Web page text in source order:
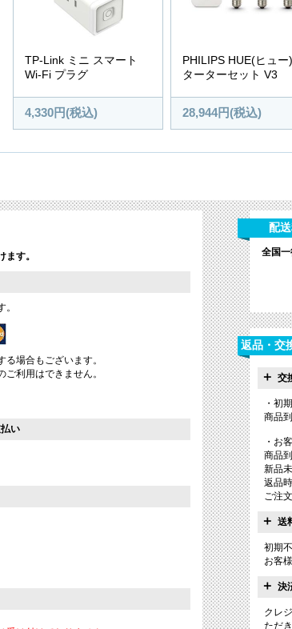
TP-Link ミニ スマート
Wi-Fi プラグ
4,330円(税込)
PHILIPS HUE(ヒュー
ターターセット V3
28,944円(税込)